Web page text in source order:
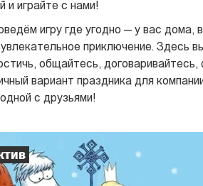
и играйте с нами!
игру где угодно — у вас дома,
приключение. Здесь
общайтесь, договаривайтесь,
вариант праздника для
с друзьями!